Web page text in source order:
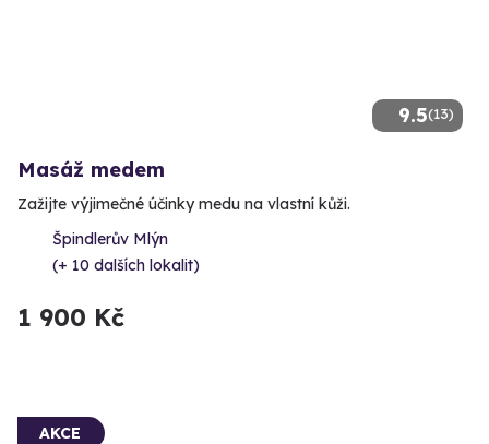
9.5(13)
Masáž medem
Zažijte výjimečné účinky medu na vlastní kůži.
Špindlerův Mlýn
(+ 10 dalších lokalit)
1 900 Kč
AKCE